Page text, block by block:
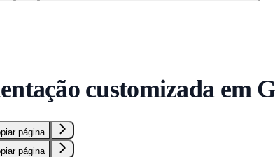
customizada em
página
página